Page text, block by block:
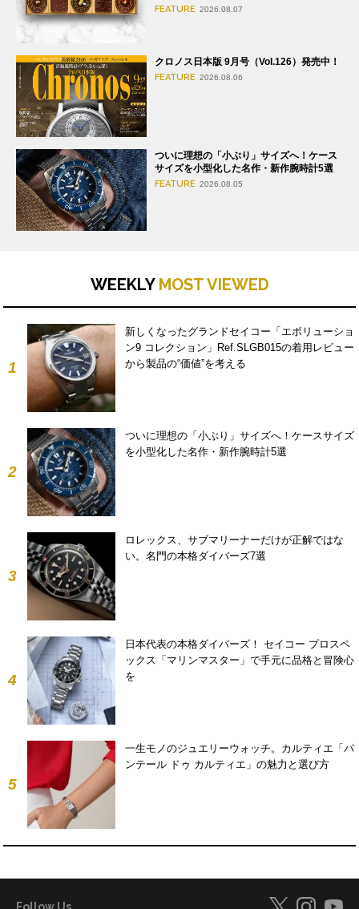
FEATURE 2026.08.07
クロノス日本版 9月号（Vol.126）発売中！
FEATURE 2026.08.06
ついに理想の「小ぶり」サイズへ！ケース
サイズを小型化した名作・新作腕時計5選
FEATURE 2026.08.05
WEEKLY MOST VIEWED
1
新しくなったグランドセイコー「エボリューショ
ン9 コレクション」Ref.SLGB015の着用レビュー
から製品の“価値”を考える
2
ついに理想の「小ぶり」サイズへ！ケースサイズ
を小型化した名作・新作腕時計5選
3
ロレックス、サブマリーナーだけが正解ではな
い。名門の本格ダイバーズ7選
4
日本代表の本格ダイバーズ！ セイコー プロスペ
ックス「マリンマスター」で手元に品格と冒険心
を
5
一生モノのジュエリーウォッチ。カルティエ「パ
ンテール ドゥ カルティエ」の魅力と選び方